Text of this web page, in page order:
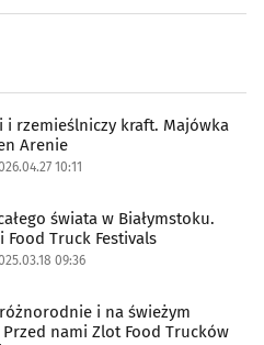
i rzemieślniczy kraft. Majówka
Arenie
10:11
świata w Białymstoku.
Food Truck Festivals
09:36
i na świeżym
nami Zlot Food Trucków